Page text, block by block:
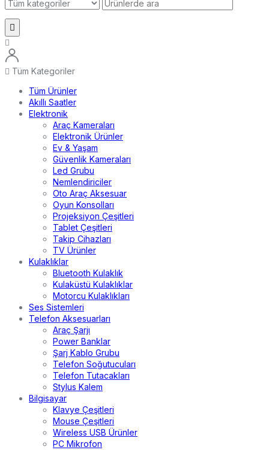
Tüm Kategoriler
Tüm Ürünler
Akıllı Saatler
Elektronik
Araç Kameraları
Elektronik Ürünler
Ev & Yaşam
Güvenlik Kameraları
Led Grubu
Nemlendiriciler
Oto Araç Aksesuar
Oyun Konsolları
Projeksiyon Çeşitleri
Tablet Çeşitleri
Takip Cihazları
TV Ürünler
Kulaklıklar
Bluetooth Kulaklık
Kulaküstü Kulaklıklar
Motorcu Kulaklıkları
Ses Sistemleri
Telefon Aksesuarları
Araç Şarjı
Power Banklar
Şarj Kablo Grubu
Telefon Soğutucuları
Telefon Tutacakları
Stylus Kalem
Bilgisayar
Klavye Çeşitleri
Mouse Çeşitleri
Wireless USB Ürünler
PC Mikrofon